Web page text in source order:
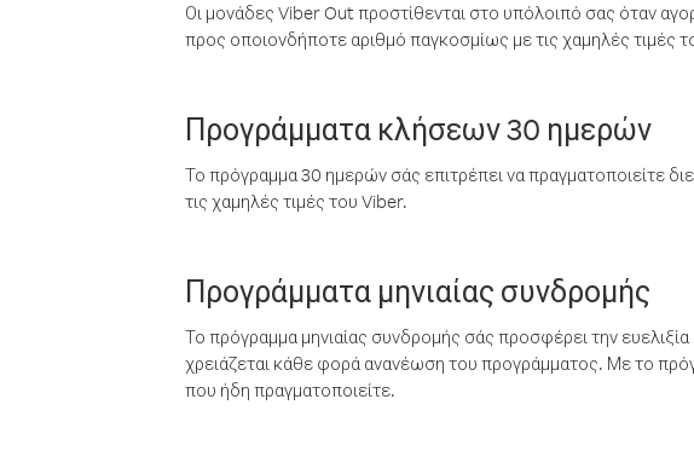
Οι μονάδες Viber Out προστίθενται στο υπόλοιπό σας όταν
προς οποιονδήποτε αριθμό παγκοσμίως με τις χαμηλές τιμές
Προγράμματα κλήσεων 30 ημερών
Το πρόγραμμα 30 ημερών σάς επιτρέπει να πραγματοποιείτε
τις χαμηλές τιμές του Viber.
Προγράμματα μηνιαίας συνδρομής
Το πρόγραμμα μηνιαίας συνδρομής σάς προσφέρει την
χρειάζεται κάθε φορά ανανέωση του προγράμματος. Με το
που ήδη πραγματοποιείτε.